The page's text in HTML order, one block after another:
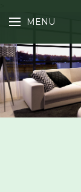
MENU